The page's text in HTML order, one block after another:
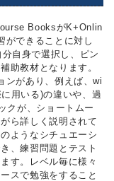
BooksがK+Onlin
ができることに対し
自身で選択し、ピン
助教材となります。
ンがあり、例えば、wi
用いる)の違いや、過
クが、ショートムー
ら詳しく説明されて
ようなシチュエーシ
、練習問題とテスト
す。レベル毎に様々
スで勉強をすること